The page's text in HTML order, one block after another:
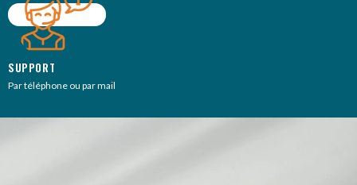
SUPPORT
Par téléphone ou par mail